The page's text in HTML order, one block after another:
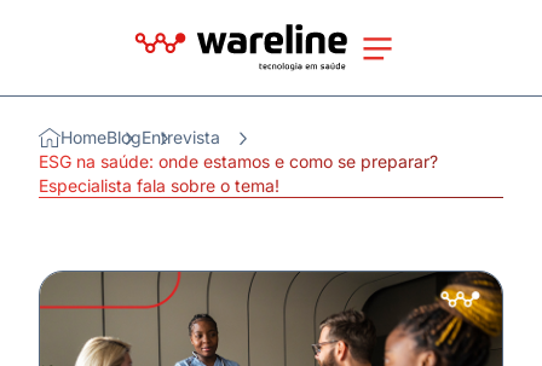
HomeBlogEntrevista
ESG na saúde: onde estamos e como se preparar?
Especialista fala sobre o tema!